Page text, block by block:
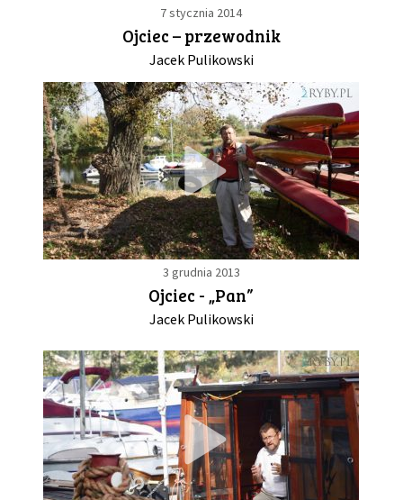
7 stycznia 2014
Ojciec – przewodnik
Jacek Pulikowski
3 grudnia 2013
Ojciec - „Pan”
Jacek Pulikowski